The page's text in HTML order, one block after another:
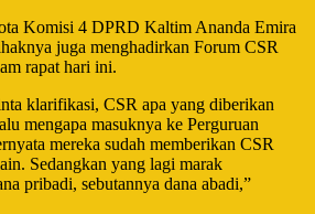
Komisi 4 DPRD Kaltim Ananda Emira
juga menghadirkan Forum CSR
rapat hari ini.
klarifikasi, CSR apa yang diberikan
mengapa masuknya ke Perguruan
mereka sudah memberikan CSR
Sedangkan yang lagi marak
pribadi, sebutannya dana abadi,”